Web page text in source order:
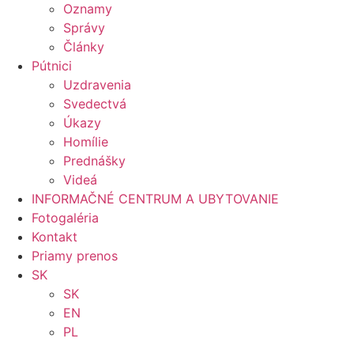
Oznamy
Správy
Články
Pútnici
Uzdravenia
Svedectvá
Úkazy
Homílie
Prednášky
Videá
INFORMAČNÉ CENTRUM A UBYTOVANIE
Fotogaléria
Kontakt
Priamy prenos
SK
SK
EN
PL